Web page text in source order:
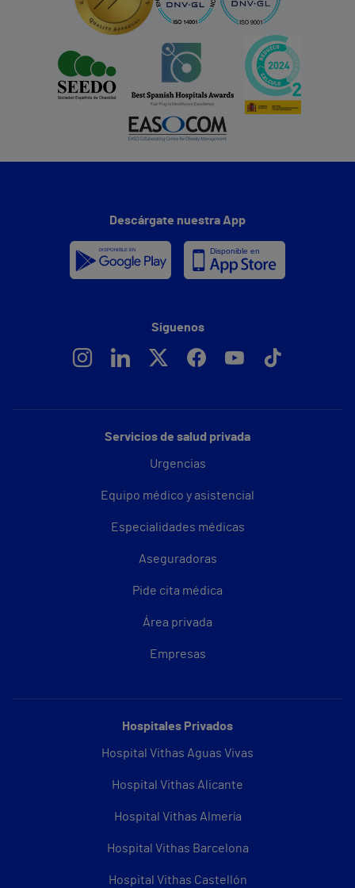
Servicios de salud privada
Urgencias
Equipo médico y asistencial
Especialidades médicas
Aseguradoras
Pide cita médica
Área privada
Empresas
Hospitales Privados
Hospital Vithas Aguas Vivas
Hospital Vithas Alicante
Hospital Vithas Almería
Hospital Vithas Barcelona
Hospital Vithas Castellón
Descárgate nuestra App
Síguenos